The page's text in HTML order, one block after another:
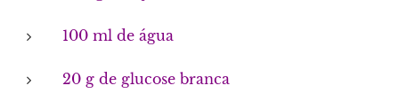
100 ml de água
20 g de glucose branca